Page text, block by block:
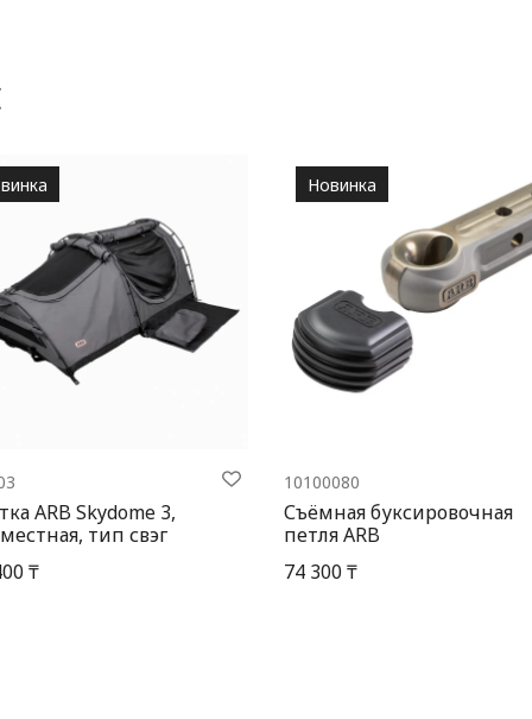
ARB Skydome 3,
тип свэг
₸
10100080
Съёмная буксировочная
петля ARB
74 300 ₸
Новинка